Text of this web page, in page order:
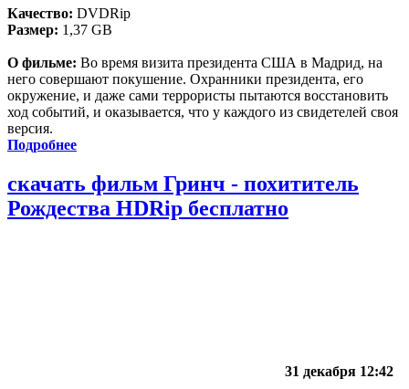
Качество: DVDRip
Размер: 1,37 GB
О фильме: Во время визита президента США в Мадрид, на
него совершают покушение. Охранники президента, его
окружение, и даже сами террористы пытаются восстановить
ход событий, и оказывается, что у каждого из свидетелей своя
версия.
Подробнее
скачать фильм Гринч - похититель
Рождества HDRip бесплатно
31 декабря 12:42